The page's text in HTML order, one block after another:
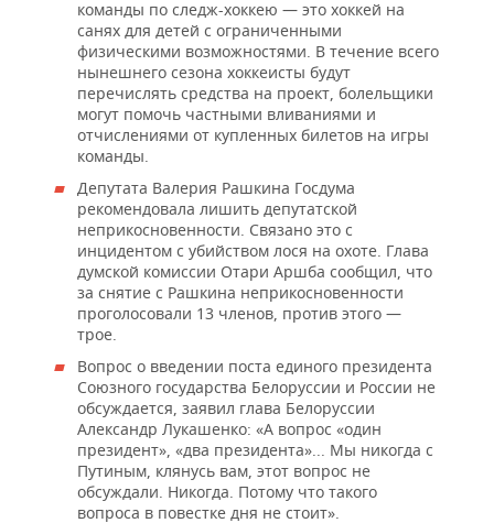
команды по следж-хоккею — это хоккей на
санях для детей с ограниченными
физическими возможностями. В течение всего
нынешнего сезона хоккеисты будут
перечислять средства на проект, болельщики
могут помочь частными вливаниями и
отчислениями от купленных билетов на игры
команды.
Депутата Валерия Рашкина Госдума
рекомендовала лишить депутатской
неприкосновенности. Связано это с
инцидентом с убийством лося на охоте. Глава
думской комиссии Отари Аршба сообщил, что
за снятие с Рашкина неприкосновенности
проголосовали 13 членов, против этого —
трое.
Вопрос о введении поста единого президента
Союзного государства Белоруссии и России не
обсуждается, заявил глава Белоруссии
Александр Лукашенко: «А вопрос «один
президент», «два президента»... Мы никогда с
Путиным, клянусь вам, этот вопрос не
обсуждали. Никогда. Потому что такого
вопроса в повестке дня не стоит».